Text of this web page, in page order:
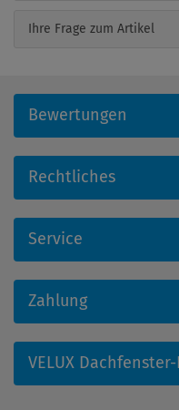
Ihre Frage zum Artikel
Bewertungen
Rechtliches
Service
Zahlung
VELUX